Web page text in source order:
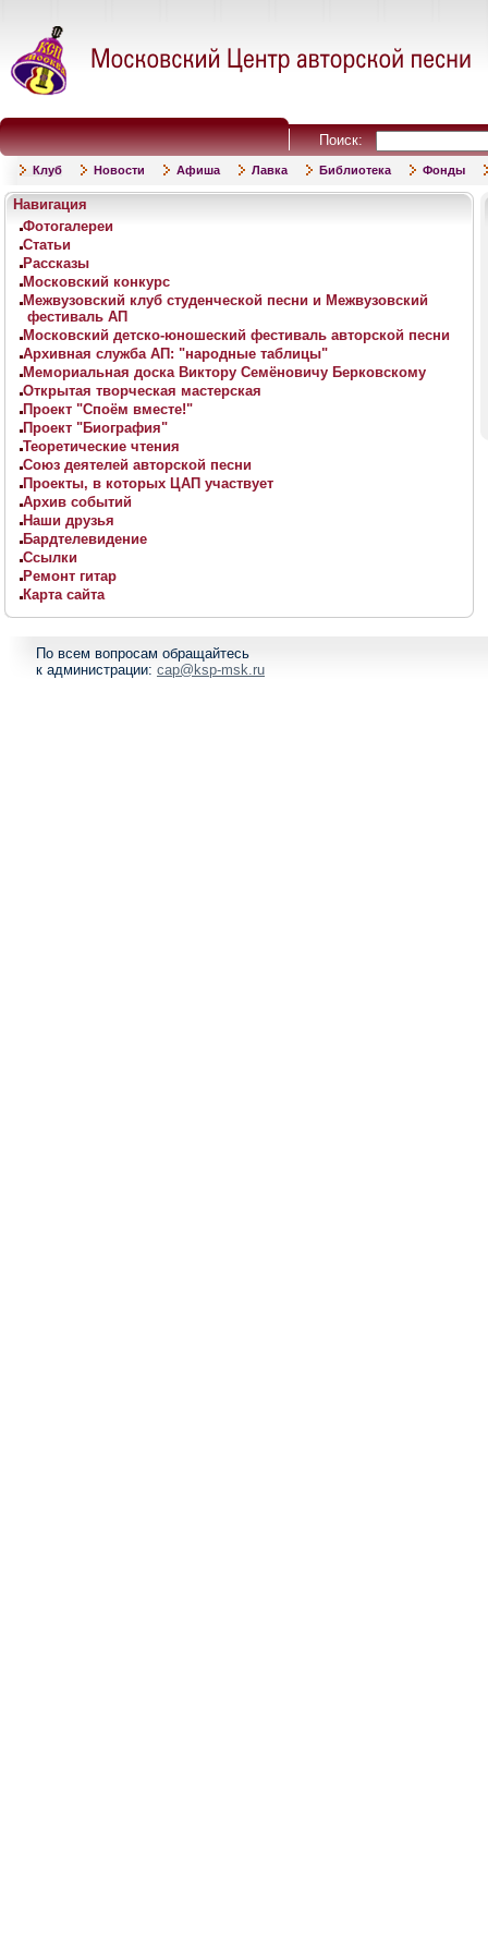
Поиск:
Клуб Новости Афиша Лавка Библиотека Фонды
Навигация
Фотогалереи
Статьи
Рассказы
Московский конкурс
Межвузовский клуб студенческой песни и Межвузовский
фестиваль АП
Московский детско-юношеский фестиваль авторской песни
Архивная служба АП: "народные таблицы"
Мемориальная доска Виктору Семёновичу Берковскому
Открытая творческая мастерская
Проект "Споём вместе!"
Проект "Биография"
Теоретические чтения
Союз деятелей авторской песни
Проекты, в которых ЦАП участвует
Архив событий
Наши друзья
Бардтелевидение
Ссылки
Ремонт гитар
Карта сайта
По всем вопросам обращайтесь
к администрации: cap@ksp-msk.ru